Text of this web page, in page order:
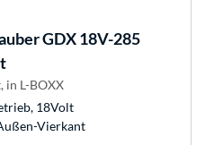
GDX 18V-285
in L-BOXX
18Volt
Vierkant